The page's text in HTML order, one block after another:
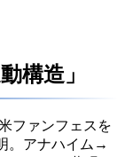
構造」
ファンフェスを
。アナハイム→